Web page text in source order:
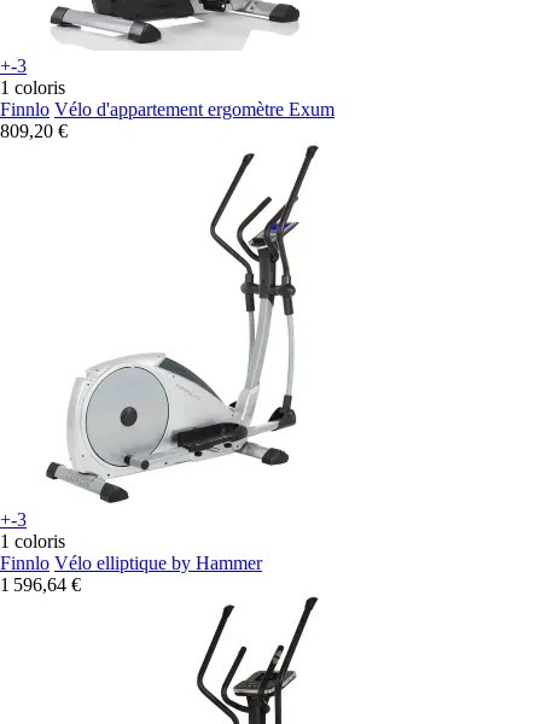
+-3
1 coloris
Finnlo Vélo d'appartement ergomètre Exum
809,20 €
+-3
1 coloris
Finnlo Vélo elliptique by Hammer
1 596,64 €